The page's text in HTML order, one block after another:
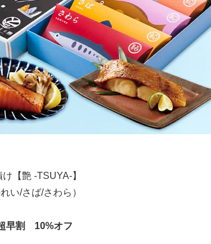
【艶 -TSUYA-】
い/さば/さわら）
早割 10%オフ